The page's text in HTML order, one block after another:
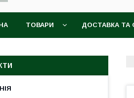
ТОВАРИ ДОСТАВКА ТА